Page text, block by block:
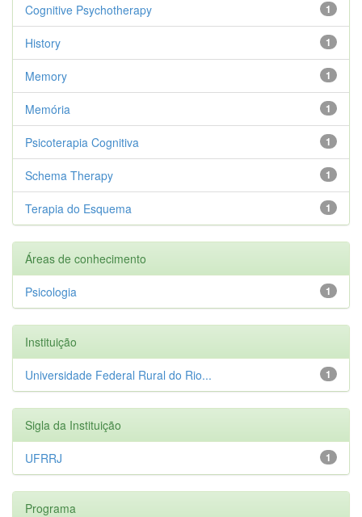
1
Cognitive Psychotherapy
1
History
1
Memory
1
Memória
1
Psicoterapia Cognitiva
1
Schema Therapy
1
Terapia do Esquema
Áreas de conhecimento
1
Psicologia
Instituição
1
Universidade Federal Rural do Rio...
Sigla da Instituição
1
UFRRJ
Programa